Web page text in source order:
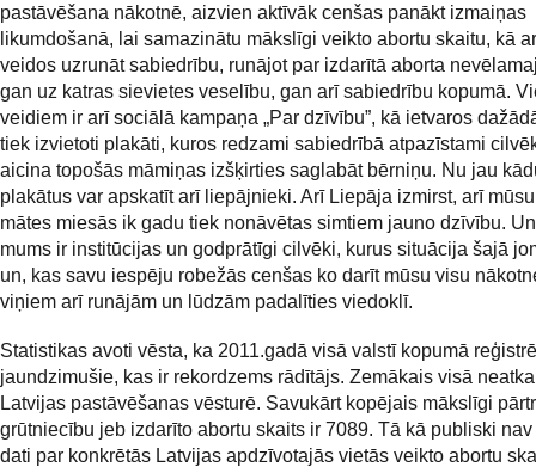
pastāvēšana nākotnē, aizvien aktīvāk cenšas panākt izmaiņas
likumdošanā, lai samazinātu mākslīgi veikto abortu skaitu, kā
veidos uzrunāt sabiedrību, runājot par izdarītā aborta
gan uz katras sievietes veselību, gan arī sabiedrību kopumā.
veidiem ir arī sociālā kampaņa „Par dzīvību”, kā ietvaros
tiek izvietoti plakāti, kuros redzami sabiedrībā atpazīstami
aicina topošās māmiņas izšķirties saglabāt bērniņu. Nu jau
plakātus var apskatīt arī liepājnieki. Arī Liepāja izmirst, arī
mātes miesās ik gadu tiek nonāvētas simtiem jauno dzīvību.
mums ir institūcijas un godprātīgi cilvēki, kurus situācija šajā
un, kas savu iespēju robežās cenšas ko darīt mūsu visu
viņiem arī runājām un lūdzām padalīties viedoklī.
Statistikas avoti vēsta, ka 2011.gadā visā valstī kopumā
jaundzimušie, kas ir rekordzems rādītājs. Zemākais visā
Latvijas pastāvēšanas vēsturē. Savukārt kopējais mākslīgi
grūtniecību jeb izdarīto abortu skaits ir 7089. Tā kā publiski
dati par konkrētās Latvijas apdzīvotajās vietās veikto abortu